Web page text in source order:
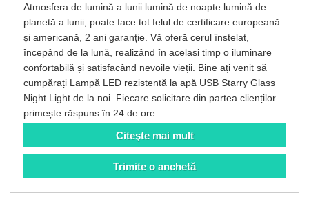
Atmosfera de lumină a lunii lumină de noapte lumină de
planetă a lunii, poate face tot felul de certificare europeană
și americană, 2 ani garanție. Vă oferă cerul înstelat,
începând de la lună, realizând în același timp o iluminare
confortabilă și satisfacând nevoile vieții. Bine ați venit să
cumpărați Lampă LED rezistentă la apă USB Starry Glass
Night Light de la noi. Fiecare solicitare din partea clienților
primește răspuns în 24 de ore.
Citeşte mai mult
Trimite o anchetă